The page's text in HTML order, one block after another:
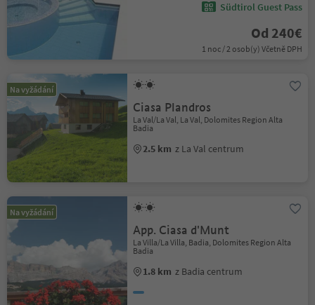
Südtirol Guest Pass
Od 240€
1 noc / 2 osob(y) Včetně DPH
Na vyžádání
Ciasa Plandros
La Val/La Val, La Val, Dolomites Region Alta
Badia
2.5 km z La Val centrum
Na vyžádání
App. Ciasa d'Munt
La Villa/La Villa, Badia, Dolomites Region Alta
Badia
1.8 km z Badia centrum